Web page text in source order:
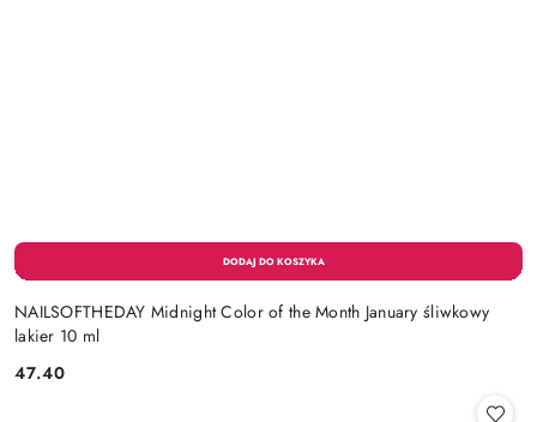
NAILSOFTHEDAY Midnight Color of the Month January śliwkowy
lakier 10 ml
Cena:
47.40